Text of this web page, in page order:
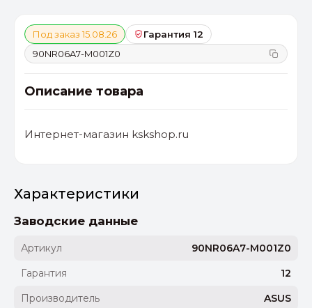
Под заказ 15.08.26
Гарантия 12
90NR06A7-M001Z0
Описание товара
Интернет-магазин kskshop.ru
Характеристики
Заводские данные
Артикул
90NR06A7-M001Z0
Гарантия
12
Производитель
ASUS